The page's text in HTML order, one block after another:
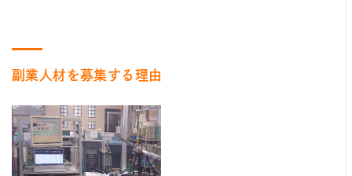
副業人材を募集する理由